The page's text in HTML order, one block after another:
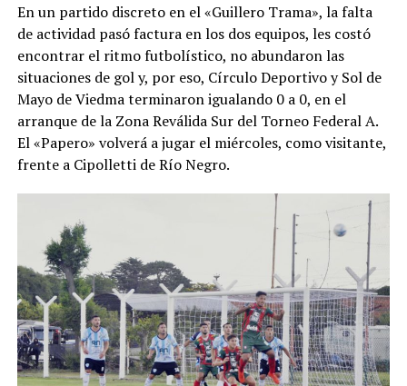
En un partido discreto en el «Guillero Trama», la falta
de actividad pasó factura en los dos equipos, les costó
encontrar el ritmo futbolístico, no abundaron las
situaciones de gol y, por eso, Círculo Deportivo y Sol de
Mayo de Viedma terminaron igualando 0 a 0, en el
arranque de la Zona Reválida Sur del Torneo Federal A.
El «Papero» volverá a jugar el miércoles, como visitante,
frente a Cipolletti de Río Negro.